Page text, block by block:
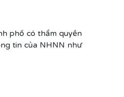
phố có thẩm quyền
tin của NHNN như